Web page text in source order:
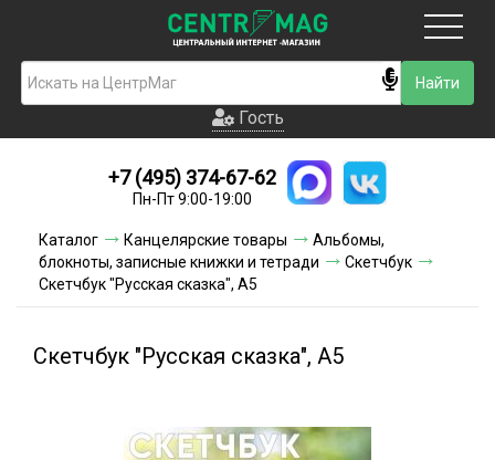
Гость
Новинки
Условия доставки
Условия оплаты
Гость
+7 (495) 374-67-62
Пн-Пт 9:00-19:00
Каталог Канцелярские товары
Альбомы,
блокноты, записные книжки и тетради
Скетчбук
Скетчбук "Русская сказка", А5
Скетчбук "Русская сказка", А5